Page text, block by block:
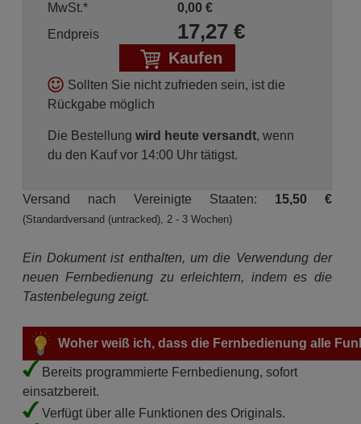
MwSt.*
0,00 €
Endpreis
17,27€
Kaufen
Sollten Sie nicht zufrieden sein, ist die
Rückgabe möglich
Die Bestellung wird heute versandt, wenn
du den Kauf vor 14:00 Uhr tätigst.
Versand nach Vereinigte Staaten: 15,50 €
(Standardversand (untracked), 2 - 3 Wochen)
Ein Dokument ist enthalten, um die Verwendung der
neuen Fernbedienung zu erleichtern, indem es die
Tastenbelegung zeigt.
Woher weiß ich, dass die Fernbedienung alle
Bereits programmierte Fernbedienung, sofort
einsatzbereit.
Verfügt über alle Funktionen des Originals.